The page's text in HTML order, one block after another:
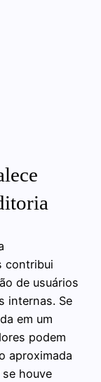
contribui
de usuários
internas. Se
em um
podem
aproximada
houve